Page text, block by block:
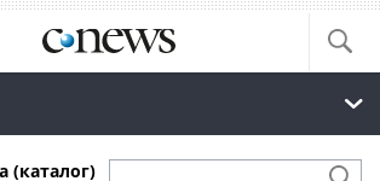
(каталог)